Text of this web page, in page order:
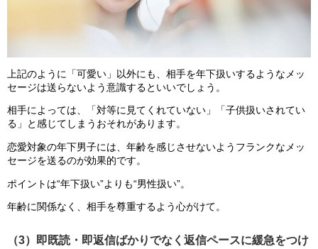
上記のように「可愛い」以外にも、相手を年下扱いするようなメッ
セージは送らないよう意識するといいでしょう。
相手によっては、「対等に見てくれていない」「子供扱いされてい
る」と感じてしまうおそれがあります。
恋愛対象の年下男子には、年齢を感じさせないようフランクなメッ
セージを送るのが効果的です。
ポイントは“年下扱い”よりも“男性扱い”。
年齢に関係なく、相手を尊重するよう心がけて。
（3）即既読・即返信ばかりでなく返信ペースに緩急をつけ